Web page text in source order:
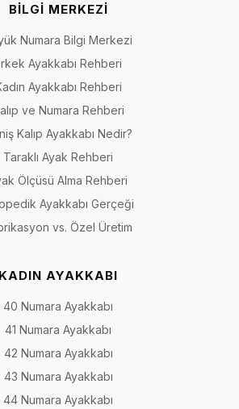
BİLGİ MERKEZİ
Numara Bilgi Merkezi
Ayakkabı Rehberi
Ayakkabı Rehberi
ve Numara Rehberi
Kalıp Ayakkabı Nedir?
Taraklı Ayak Rehberi
Ölçüsü Alma Rehberi
Ayakkabı Gerçeği
vs. Özel Üretim
KADIN AYAKKABI
40 Numara Ayakkabı
41 Numara Ayakkabı
42 Numara Ayakkabı
43 Numara Ayakkabı
44 Numara Ayakkabı